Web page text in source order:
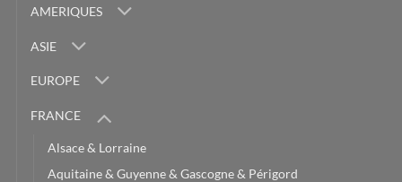
AMERIQUES
ASIE
EUROPE
FRANCE
Alsace & Lorraine
Aquitaine & Guyenne & Gascogne & Périgord